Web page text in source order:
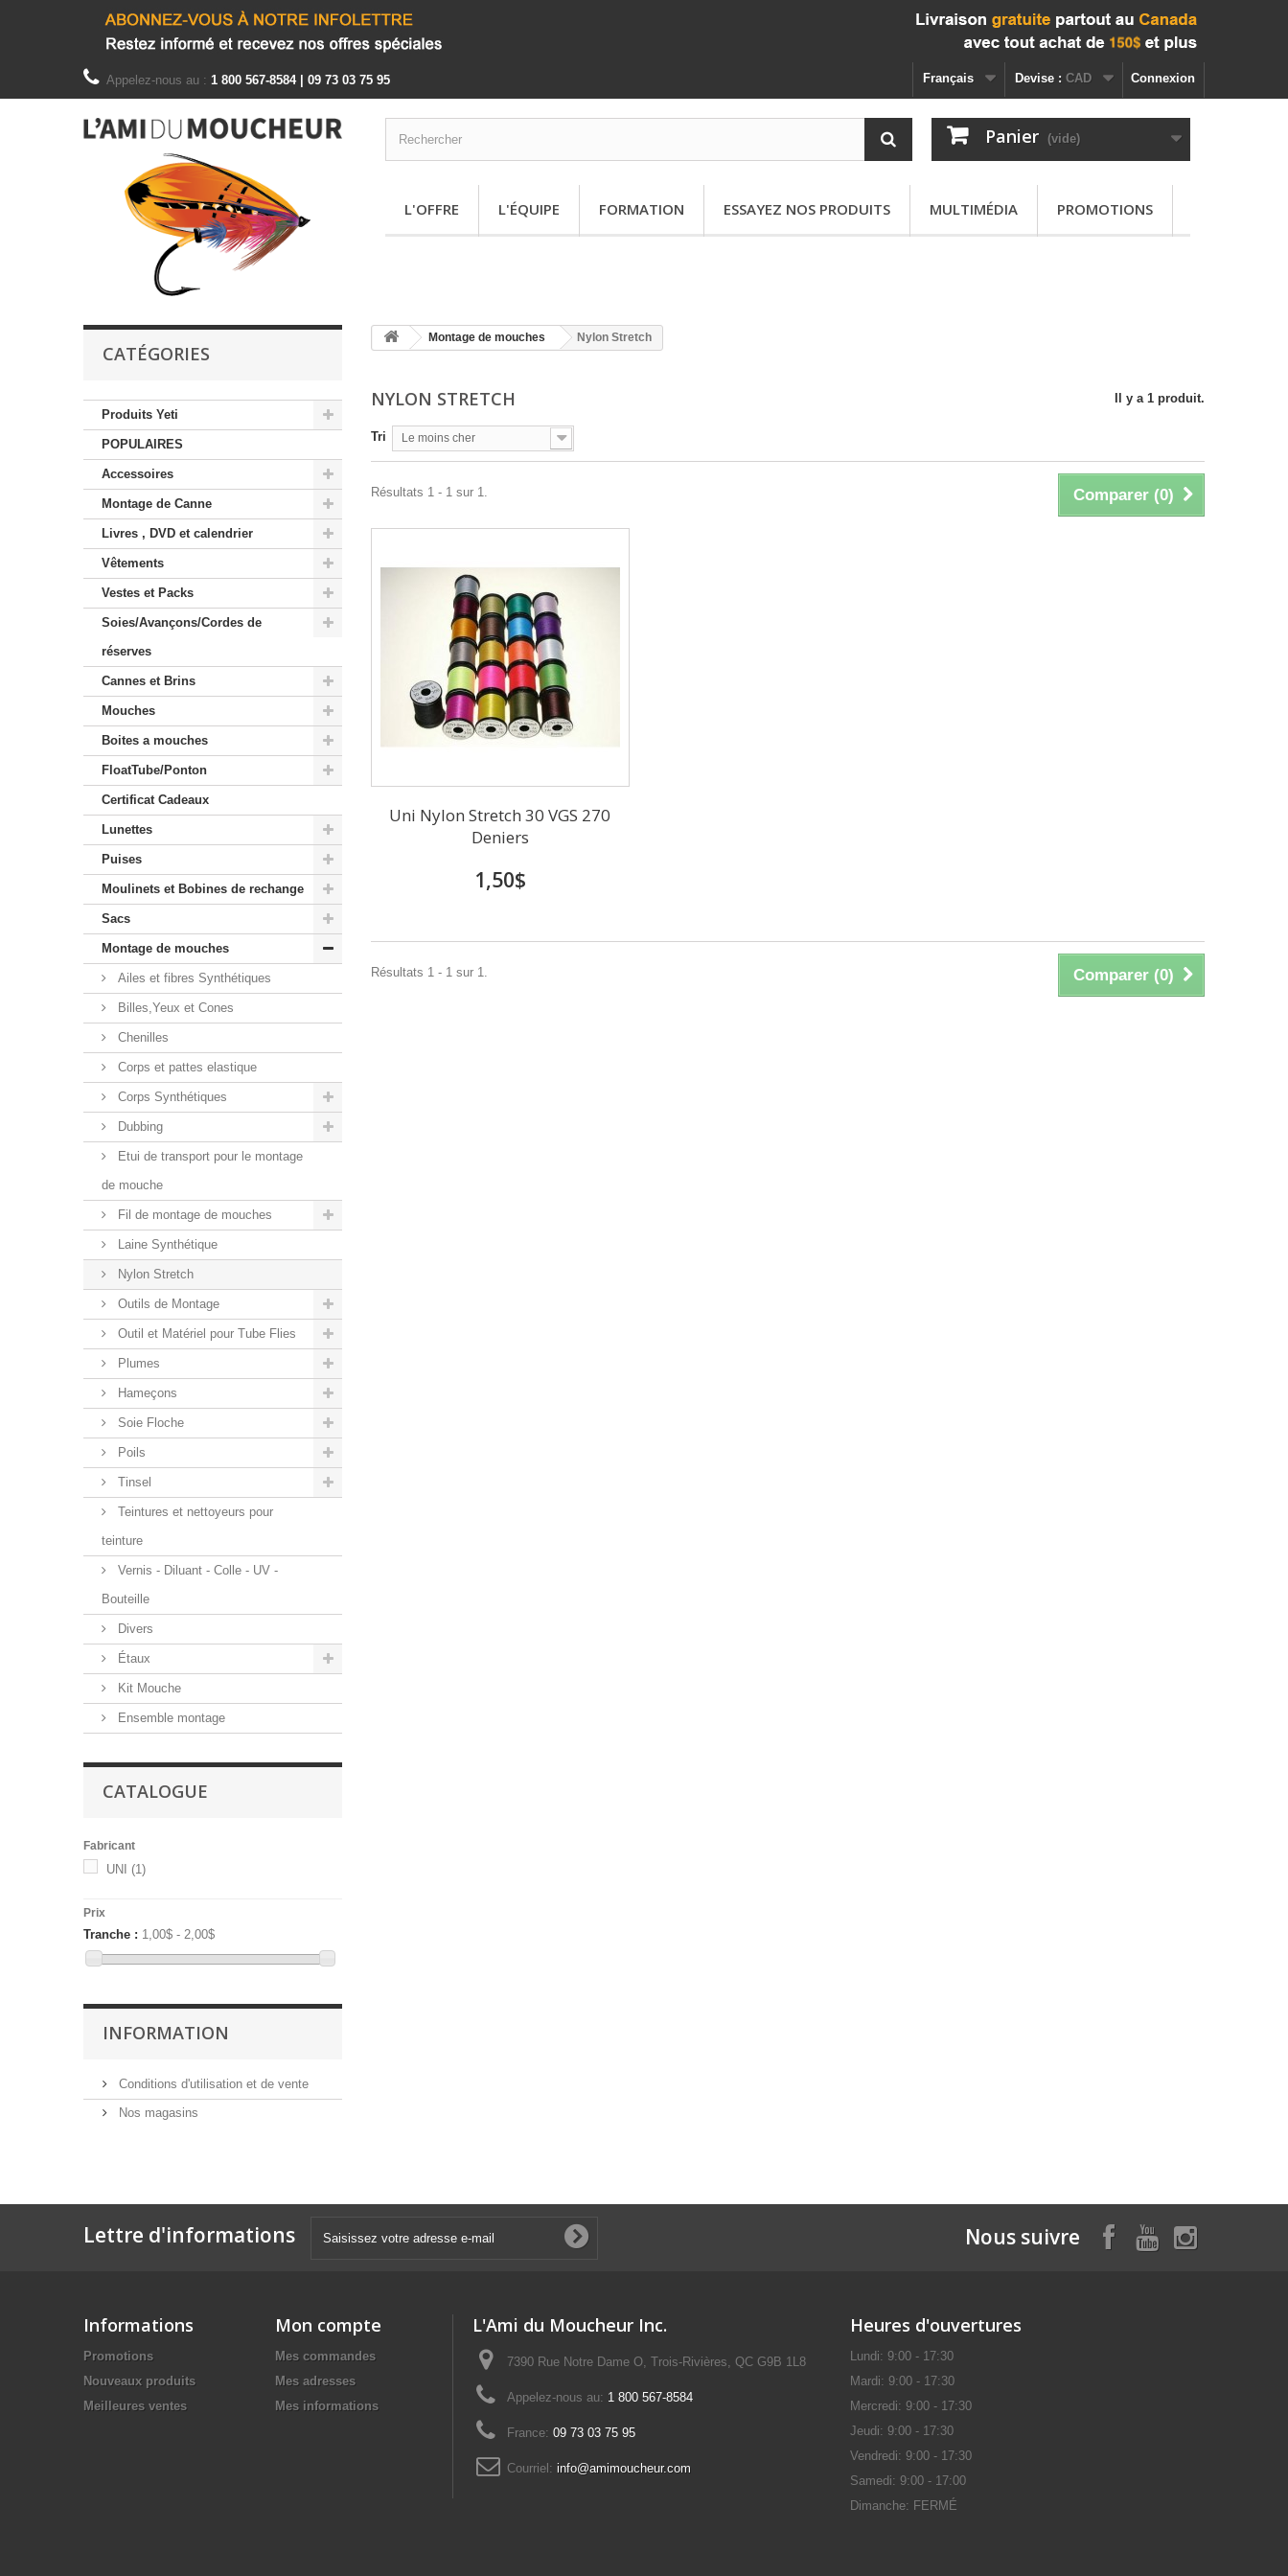
Connexion
Devise : CAD
Français
Appelez-nous au : 1 800 567-8584 | 09 73 03 75 95
Panier (vide)
L'OFFRE L'ÉQUIPE FORMATION ESSAYEZ NOS PRODUITS MULTIMÉDIA PROMOTIONS
CATÉGORIES
Produits Yeti
POPULAIRES
Accessoires
Montage de Canne
Livres , DVD et calendrier
Vêtements
Vestes et Packs
Soies/Avançons/Cordes de
réserves
Cannes et Brins
Mouches
Boites a mouches
FloatTube/Ponton
Certificat Cadeaux
Lunettes
Puises
Moulinets et Bobines de rechange
Sacs
Montage de mouches
Ailes et fibres Synthétiques
Billes,Yeux et Cones
Chenilles
Corps et pattes elastique
Corps Synthétiques
Dubbing
Etui de transport pour le montage
de mouche
Fil de montage de mouches
Laine Synthétique
Nylon Stretch
Outils de Montage
Outil et Matériel pour Tube Flies
Plumes
Hameçons
Soie Floche
Poils
Tinsel
Teintures et nettoyeurs pour
teinture
Vernis - Diluant - Colle - UV -
Bouteille
Divers
Étaux
Kit Mouche
Ensemble montage
CATALOGUE
Fabricant
UNI (1)
Prix
Tranche : 1,00$ - 2,00$
INFORMATION
Conditions d'utilisation et de vente
Nos magasins
Montage de mouches Nylon Stretch
NYLON STRETCH Il y a 1 produit.
Tri Le moins cher
Comparer (0)
Résultats 1 - 1 sur 1.
Uni Nylon Stretch 30 VGS 270
Deniers
1,50$
Comparer (0)
Résultats 1 - 1 sur 1.
Lettre d'informations Nous suivre
Informations
Promotions
Nouveaux produits
Meilleures ventes
Mon compte
Mes commandes
Mes adresses
Mes informations
L'Ami du Moucheur Inc.
7390 Rue Notre Dame O, Trois-Rivières, QC G9B 1L8
Appelez-nous au: 1 800 567-8584
France: 09 73 03 75 95
Courriel: info@amimoucheur.com
Heures d'ouvertures
Lundi: 9:00 - 17:30
Mardi: 9:00 - 17:30
Mercredi: 9:00 - 17:30
Jeudi: 9:00 - 17:30
Vendredi: 9:00 - 17:30
Samedi: 9:00 - 17:00
Dimanche: FERMÉ